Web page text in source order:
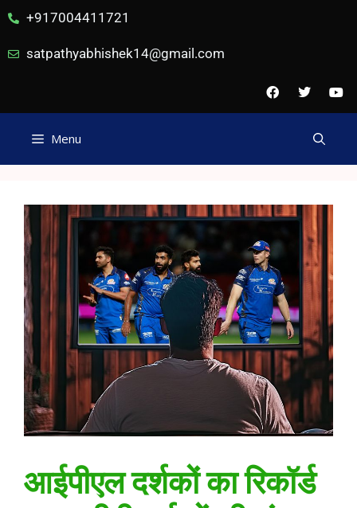
+917004411721
satpathyabhishek14@gmail.com
Menu
आईपीएल दर्शकों का रिकॉर्ड